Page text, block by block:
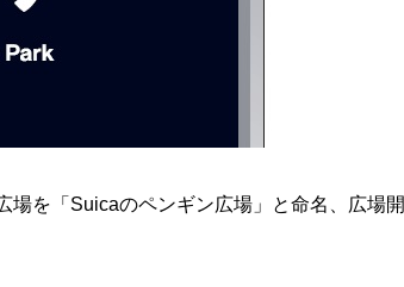
を「Suicaのペンギン広場」と命名、広場開